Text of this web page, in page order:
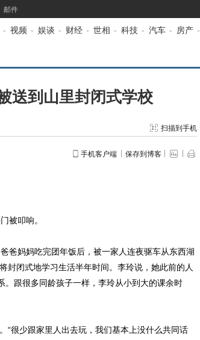
邮件
- 视频 - 娱谈 - 财经 - 世相 - 科技 - 汽车 - 房产 -
送到山里封闭式学校
扫描到手机
手机客户端 保存到博客
被叩响。
妈妈吃完团年饭后，被一家人连夜驱车从东西湖
封闭式地学习生活半年时间。李玲说，她此前的人
。跟很多同龄孩子一样，李玲从小到大的课余时
少跟家里人出去玩，我们基本上没什么共同话